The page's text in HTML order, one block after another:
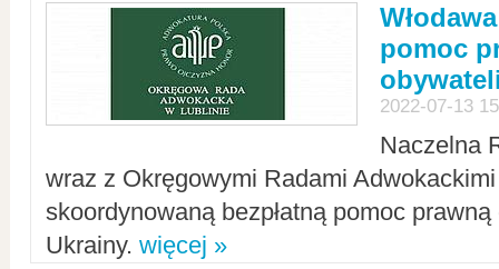
pomoc
2022-07-13
Naczelna
wraz z Okręgowymi Radami Adwokackimi
skoordynowaną bezpłatną pomoc
Ukrainy. więcej »